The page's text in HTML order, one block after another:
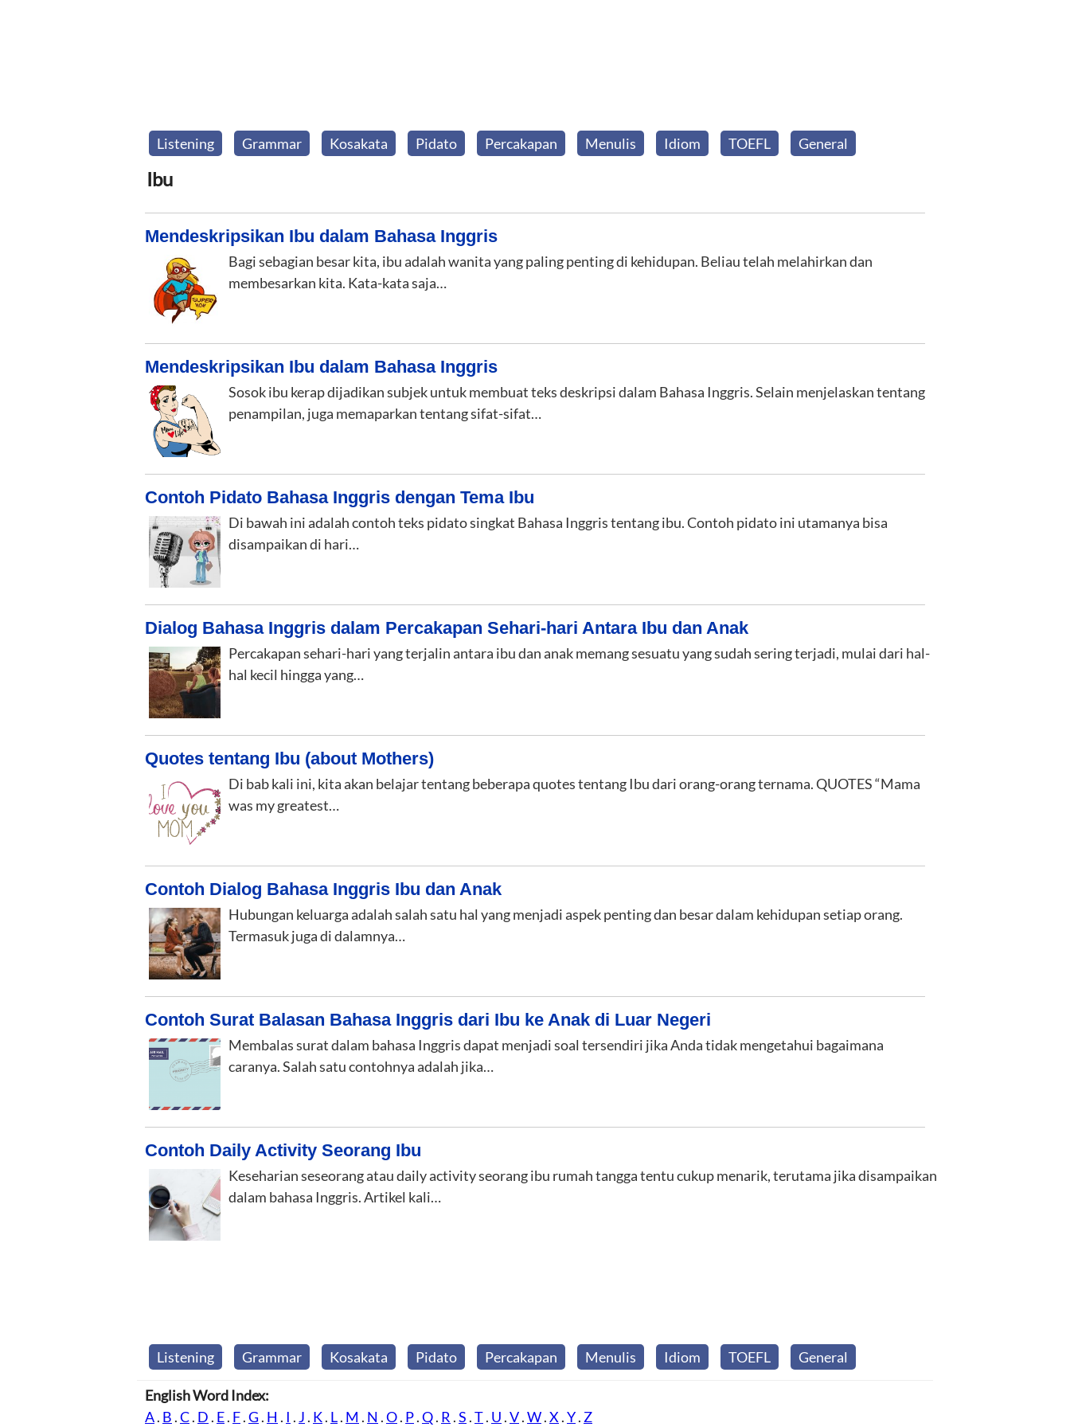
Listening Grammar Kosakata Pidato Percakapan Menulis Idiom TOEFL General
Ibu
Mendeskripsikan Ibu dalam Bahasa Inggris
Bagi sebagian besar kita, ibu adalah wanita yang paling penting di kehidupan. Beliau telah melahirkan dan
membesarkan kita. Kata-kata saja…
Mendeskripsikan Ibu dalam Bahasa Inggris
Sosok ibu kerap dijadikan subjek untuk membuat teks deskripsi dalam Bahasa Inggris. Selain menjelaskan tentang
penampilan, juga memaparkan tentang sifat-sifat…
Contoh Pidato Bahasa Inggris dengan Tema Ibu
Di bawah ini adalah contoh teks pidato singkat Bahasa Inggris tentang ibu. Contoh pidato ini utamanya bisa
disampaikan di hari…
Dialog Bahasa Inggris dalam Percakapan Sehari-hari Antara Ibu dan Anak
Percakapan sehari-hari yang terjalin antara ibu dan anak memang sesuatu yang sudah sering terjadi, mulai dari hal-
hal kecil hingga yang…
Quotes tentang Ibu (about Mothers)
Di bab kali ini, kita akan belajar tentang beberapa quotes tentang Ibu dari orang-orang ternama. QUOTES “Mama
was my greatest…
Contoh Dialog Bahasa Inggris Ibu dan Anak
Hubungan keluarga adalah salah satu hal yang menjadi aspek penting dan besar dalam kehidupan setiap orang.
Termasuk juga di dalamnya…
Contoh Surat Balasan Bahasa Inggris dari Ibu ke Anak di Luar Negeri
Membalas surat dalam bahasa Inggris dapat menjadi soal tersendiri jika Anda tidak mengetahui bagaimana
caranya. Salah satu contohnya adalah jika…
Contoh Daily Activity Seorang Ibu
Keseharian seseorang atau daily activity seorang ibu rumah tangga tentu cukup menarik, terutama jika disampaikan
dalam bahasa Inggris. Artikel kali…
Listening Grammar Kosakata Pidato Percakapan Menulis Idiom TOEFL General
English Word Index:
A. B .C. D . E. F.G. H . I . J . K. L. M . N .O. P.Q. R .S .T. U .V.W.X .Y. Z